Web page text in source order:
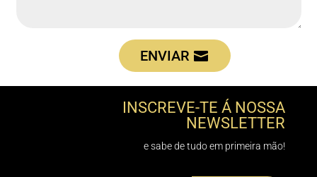
ENVIAR
INSCREVE-TE Á NOSSA
NEWSLETTER
e sabe de tudo em primeira mão!